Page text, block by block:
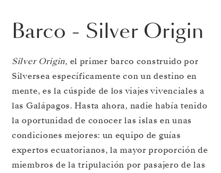
Barco - Silver Origin
Silver Origin, el primer barco construido por
Silversea específicamente con un destino en
mente, es la cúspide de los viajes vivenciales a
las Galápagos. Hasta ahora, nadie había tenido
la oportunidad de conocer las islas en unas
condiciones mejores: un equipo de guías
expertos ecuatorianos, la mayor proporción de
miembros de la tripulación por pasajero de las